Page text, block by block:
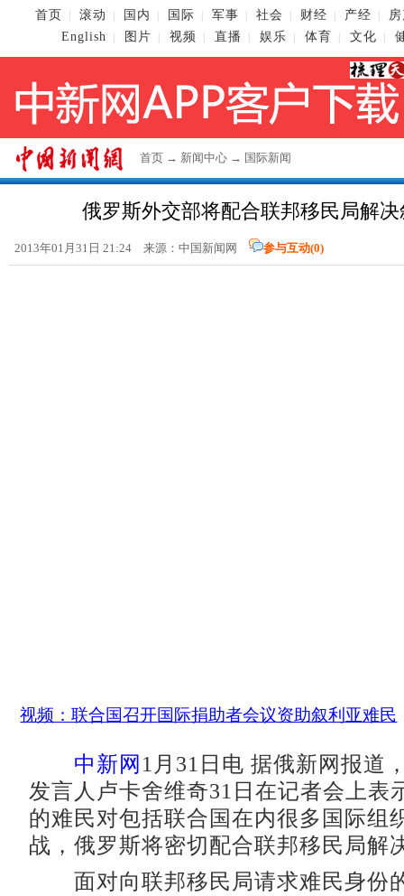
首页 滚动 国内 国际 军事 社会 财经 产经
English
图片 视频 直播 娱乐 体育 文化
首页 → 新闻中心 → 国际新闻
俄罗斯外交部将配合联邦移民局解
2013年01月31日 21:24 来源： 中国新闻网 参与互动(0)
视频：联合国召开国际捐助者会议资助叙利亚难民
中新网 1月31日电 据俄新网报道
发言人卢卡舍维奇31日在记者会上表
的难民对包括联合国在内很多国际组
战，俄罗斯将密切配合联邦移民局解
面对向联邦移民局请求难民身份